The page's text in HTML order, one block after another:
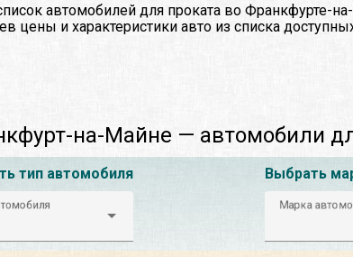
автомобилей для проката во Франкфурте-
цены и характеристики авто из списка
на-Майне — автомобили
тип автомобиля Выбрать
Марка